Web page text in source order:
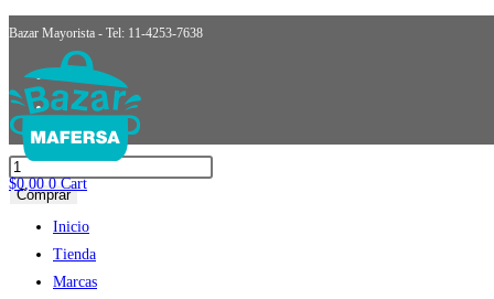
Ir
contenido
Bazar Mayorista - Tel: 11-4253-7638
$0,00 0 Cart
Inicio
Tienda
Marcas
Seleccionado:
MOLDE BUDIN EXTENSIBLE H.GRACIELA
$17.415,96
MOLDE
BUDIN
EXTENSIBLE
H.GRACIELA
cantidad
Comprar